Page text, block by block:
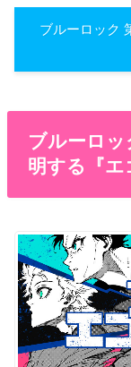
ブルーロック
ブルーロ
明する『エ